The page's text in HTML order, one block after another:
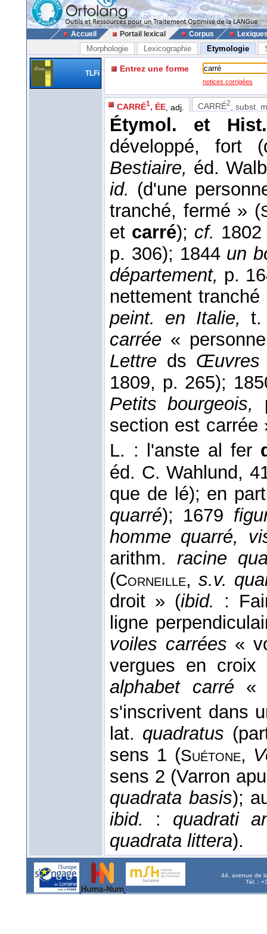
Accueil Portail lexical Corpus
Morphologie Lexicographie Etymologie
TLFi Entrez une forme
notices corrigées
CARRÉ1, ÉE , adj. CARRÉ2 , subst.
Étymol. et
développé, fort
Bestiaire, éd.
id. (d'une
tranché, fermé » (
et carré); cf.
p. 306); 1844 un
département, p.
nettement
peint. en Italie,
carrée «
Lettre ds Œuvres
1809, p. 265);
Petits bourgeois,
section est carrée
L. : l'anste al fer
éd. C. Wahlund,
que de lé); en
quarré); 1679
homme quarré,
arithm. racine
(Corneille, s.v.
droit » (ibid.
:
ligne
voiles carrées «
vergues en
alphabet carré «
s'inscrivent dans
lat. quadratus
sens 1 (Suétone,
sens 2 (Varron
quadrata basis);
ibid.
: quadrati
quadrata littera).
44, avenue de
Tél. :